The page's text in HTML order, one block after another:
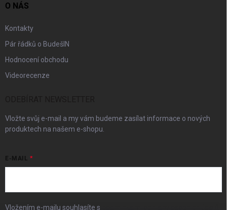
O NÁS
Kontakty
Pár řádků o BudešIN
Hodnocení obchodu
Videorecenze
Vložte svůj e-mail a my vám budeme zasílat informace o nových
produktech na našem e-shopu.
E-MAIL
Vložením e-mailu souhlasíte s